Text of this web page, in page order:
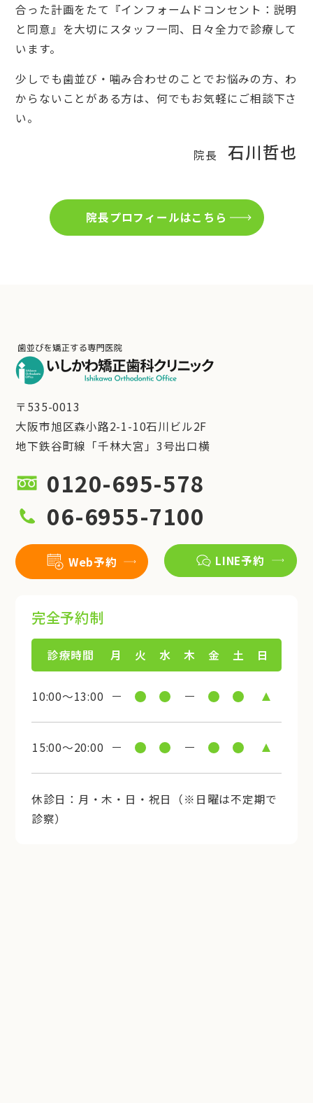
合った計画をたて『インフォームドコンセント：説明
と同意』を大切にスタッフ一同、日々全力で診療して
います。
少しでも歯並び・噛み合わせのことでお悩みの方、わ
からないことがある方は、何でもお気軽にご相談下さ
い。
院長 石川哲也
院長プロフィールはこちら
〒535-0013
大阪市旭区森小路2-1-10石川ビル2F
地下鉄谷町線「千林大宮」3号出口横
0120-695-578
06-6955-7100
Web予約 LINE予約
完全予約制
診療時間 月 火 水 木 金 土 日
10:00～13:00
15:00～20:00
休診日：月・木・日・祝日（※日曜は不定期で
診察）